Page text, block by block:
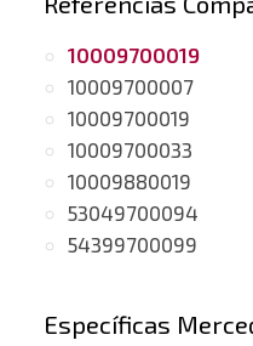
10009700019
10009700007
10009700019
10009700033
10009880019
53049700094
54399700099
Específicas